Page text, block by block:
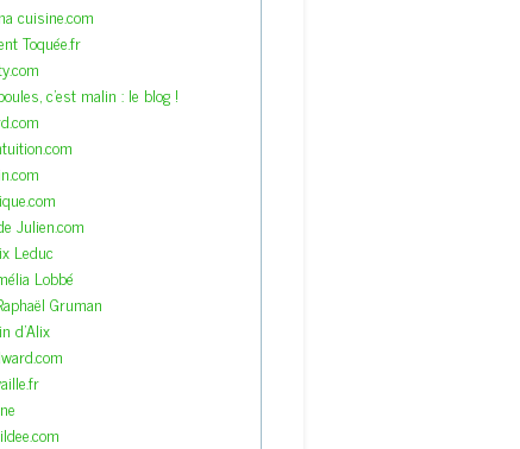
cuisine.com
Toquée.fr
c'est malin : le blog !
Julien.com
Leduc
Lobbé
Gruman
d'Alix